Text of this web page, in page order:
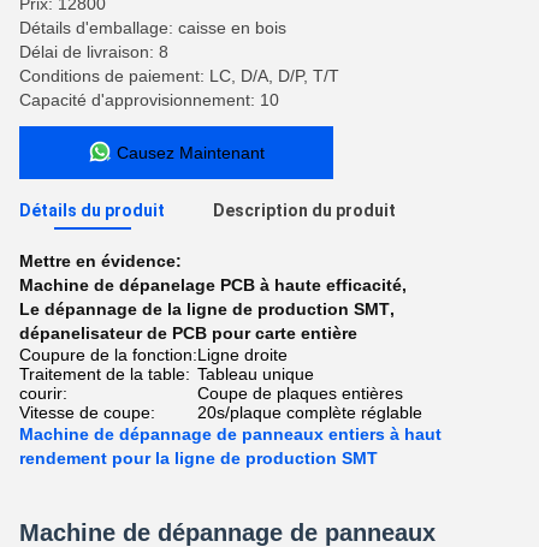
Détails d'emballage: caisse en bois
Délai de livraison: 8
Conditions de paiement: LC, D/A, D/P, T/T
Capacité d'approvisionnement: 10
Causez Maintenant
Détails du produit Description du produit
Mettre en évidence:
Machine de dépanelage PCB à haute efficacité,
Le dépannage de la ligne de production SMT,
dépanelisateur de PCB pour carte entière
Coupure de la fonction:Ligne droite
Traitement de la table: Tableau unique
courir:
Coupe de plaques entières
Vitesse de coupe:
20s/plaque complète réglable
Machine de dépannage de panneaux entiers à haut
rendement pour la ligne de production SMT
Machine de dépannage de panneaux